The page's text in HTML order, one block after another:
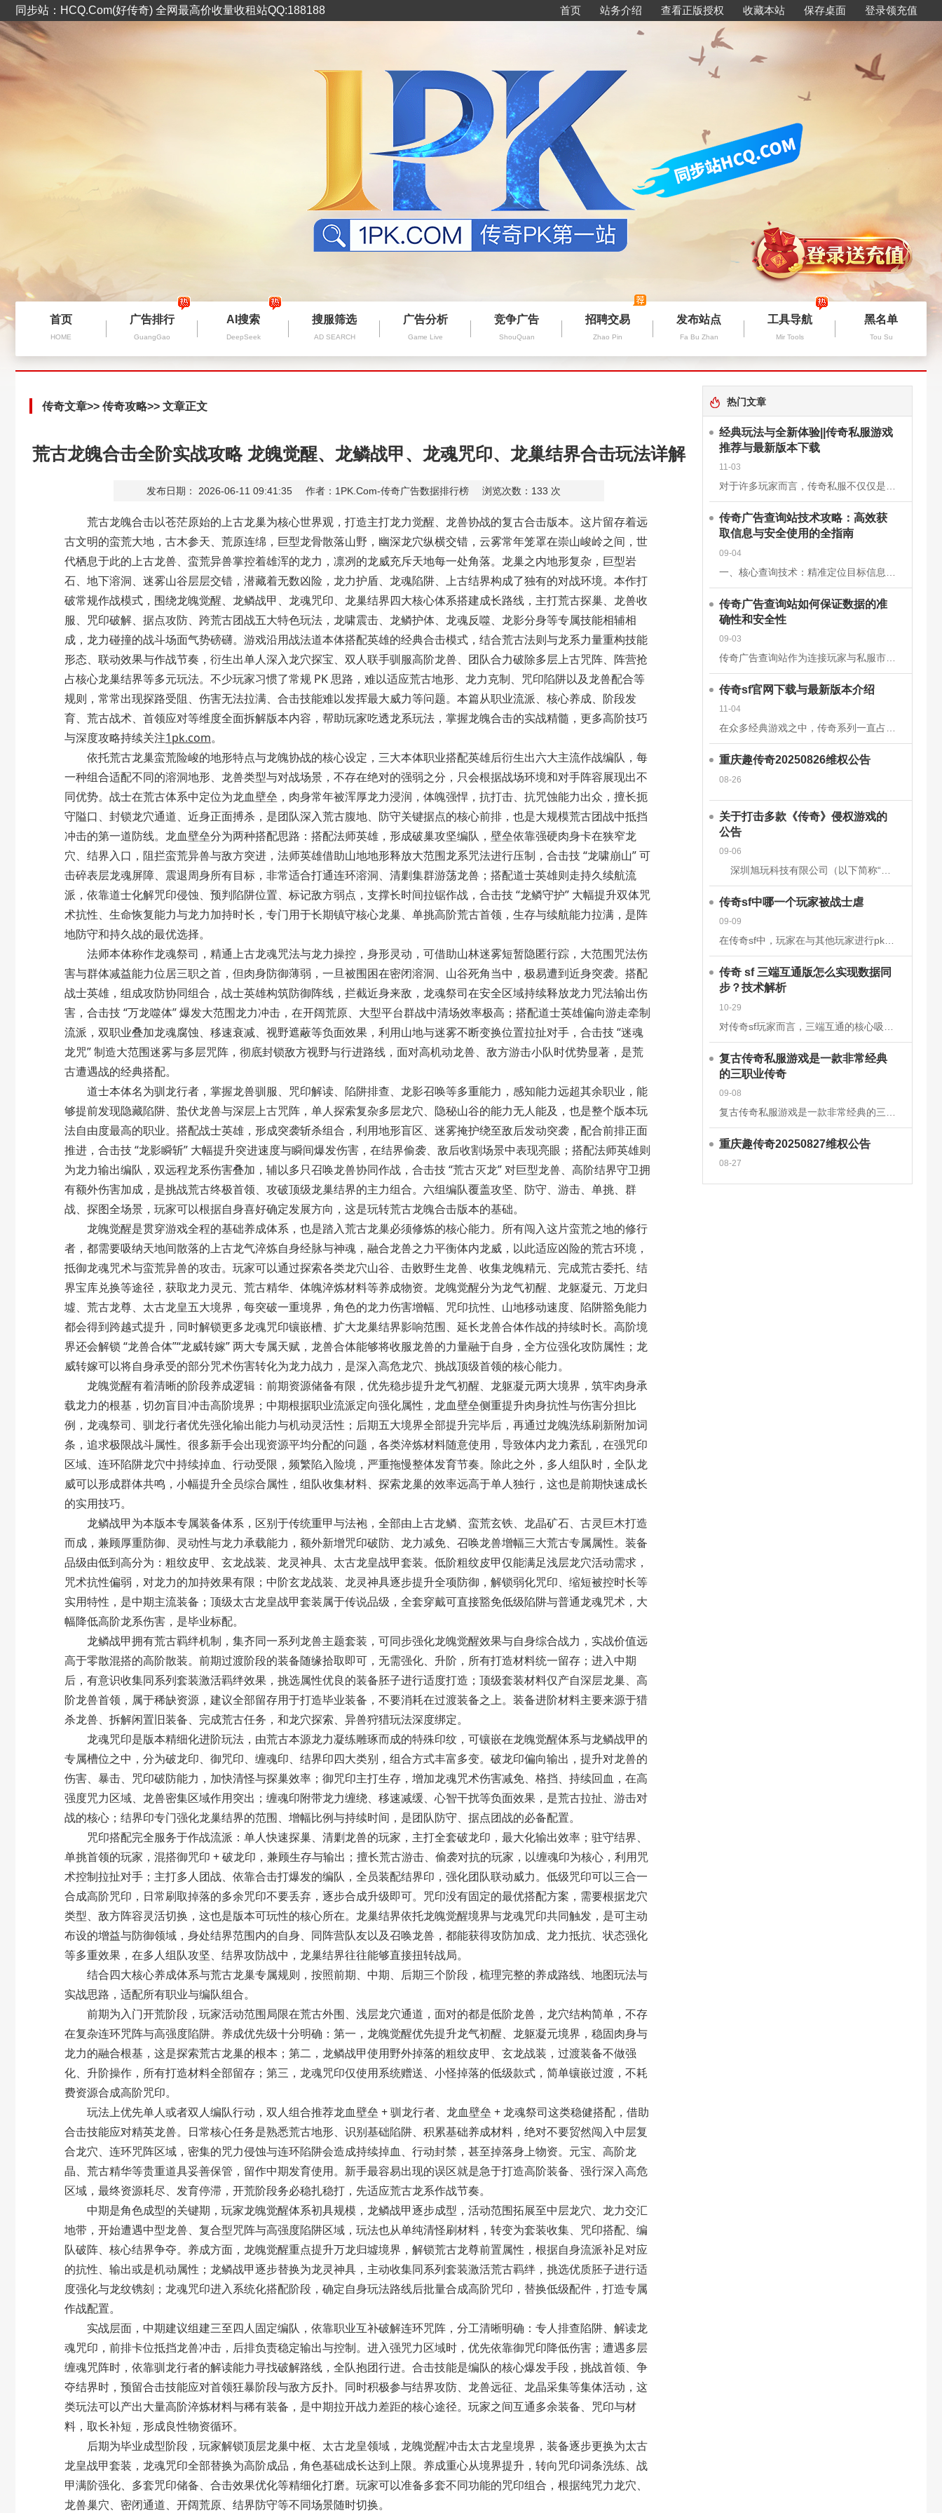
同步站：HCQ.Com(好传奇) 全网最高价收量收租站QQ:188188 首页 站务介绍 查看正版授权 收藏本站 保存桌面 登录领充值
首页
HOME
广告排行
GuangGao
AI搜索
DeepSeek
搜服筛选
AD SEARCH
广告分析
Game Live
竞争广告
ShouQuan
招聘交易
Zhao Pin
发布站点
Fa Bu Zhan
工具导航
Mir Tools
黑名单
Tou Su
传奇文章>> 传奇攻略>> 文章正文
荒古龙魄合击全阶实战攻略 龙魄觉醒、龙鳞战甲、龙魂咒印、龙巢结界合击玩法详解
发布日期： 2026-06-11 09:41:35 作者：1PK.Com-传奇广告数据排行榜 浏览次数： 133 次
荒古龙魄合击以苍茫原始的上古龙巢为核心世界观，打造主打龙力觉醒、龙兽协战的复古合击版本。这片留存着远
古文明的蛮荒大地，古木参天、荒原连绵，巨型龙骨散落山野，幽深龙穴纵横交错，云雾常年笼罩在崇山峻岭之间，世
代栖息于此的上古龙兽、蛮荒异兽掌控着雄浑的龙力，凛冽的龙威充斥天地每一处角落。龙巢之内地形复杂，巨型岩
石、地下溶洞、迷雾山谷层层交错，潜藏着无数凶险，龙力护盾、龙魂陷阱、上古结界构成了独有的对战环境。本作打
破常规作战模式，围绕龙魄觉醒、龙鳞战甲、龙魂咒印、龙巢结界四大核心体系搭建成长路线，主打荒古探巢、龙兽收
服、咒印破解、据点攻防、跨荒古团战五大特色玩法，龙啸震击、龙鳞护体、龙魂反噬、龙影分身等专属技能相辅相
成，龙力碰撞的战斗场面气势磅礴。游戏沿用战法道本体搭配英雄的经典合击模式，结合荒古法则与龙系力量重构技能
形态、联动效果与作战节奏，衍生出单人深入龙穴探宝、双人联手驯服高阶龙兽、团队合力破除多层上古咒阵、阵营抢
占核心龙巢结界等多元玩法。不少玩家习惯了常规 PK 思路，难以适应荒古地形、龙力克制、咒印陷阱以及龙兽配合等
规则，常常出现探路受阻、伤害无法拉满、合击技能难以发挥最大威力等问题。本篇从职业流派、核心养成、阶段发
育、荒古战术、首领应对等维度全面拆解版本内容，帮助玩家吃透龙系玩法，掌握龙魄合击的实战精髓，更多高阶技巧
与深度攻略持续关注1pk.com。
依托荒古龙巢蛮荒险峻的地形特点与龙魄协战的核心设定，三大本体职业搭配英雄后衍生出六大主流作战编队，每
一种组合适配不同的溶洞地形、龙兽类型与对战场景，不存在绝对的强弱之分，只会根据战场环境和对手阵容展现出不
同优势。战士在荒古体系中定位为龙血壁垒 ，肉身常年被浑厚龙力浸润，体魄强悍，抗打击、抗咒蚀能力出众，擅长扼
守隘口、封锁龙穴通道、近身正面搏杀，是团队深入荒古腹地、防守关键据点的核心前排，也是大规模荒古团战中抵挡
冲击的第一道防线。龙血壁垒分为两种搭配思路：搭配法师英雄，形成破巢攻坚编队 ，壁垒依靠强硬肉身卡在狭窄龙
穴、结界入口，阻拦蛮荒异兽与敌方突进，法师英雄借助山地地形释放大范围龙系咒法进行压制，合击技 “龙啸崩山” 可
击碎表层龙魂屏障、震退周身所有目标，非常适合打通连环溶洞、清剿集群游荡龙兽；搭配道士英雄则走持久续航流
派 ，依靠道士化解咒印侵蚀、预判陷阱位置、标记敌方弱点，支撑长时间拉锯作战，合击技 “龙鳞守护” 大幅提升双体咒
术抗性、生命恢复能力与龙力加持时长，专门用于长期镇守核心龙巢、单挑高阶荒古首领，生存与续航能力拉满，是阵
地防守和持久战的最优选择。
法师本体称作龙魂祭司 ，精通上古龙魂咒法与龙力操控，身形灵动，可借助山林迷雾短暂隐匿行踪，大范围咒法伤
害与群体减益能力位居三职之首，但肉身防御薄弱，一旦被围困在密闭溶洞、山谷死角当中，极易遭到近身突袭。搭配
战士英雄，组成攻防协同组合 ，战士英雄构筑防御阵线，拦截近身来敌，龙魂祭司在安全区域持续释放龙力咒法输出伤
害，合击技 “万龙噬体” 爆发大范围龙力冲击，在开阔荒原、大型平台群战中清场效率极高；搭配道士英雄偏向游走牵制
流派 ，双职业叠加龙魂腐蚀、移速衰减、视野遮蔽等负面效果，利用山地与迷雾不断变换位置拉扯对手，合击技 “迷魂
龙咒” 制造大范围迷雾与多层咒阵，彻底封锁敌方视野与行进路线，面对高机动龙兽、敌方游击小队时优势显著，是荒
古遭遇战的经典搭配。
道士本体名为驯龙行者 ，掌握龙兽驯服、咒印解读、陷阱排查、龙影召唤等多重能力，感知能力远超其余职业，能
够提前发现隐藏陷阱、蛰伏龙兽与深层上古咒阵，单人探索复杂多层龙穴、隐秘山谷的能力无人能及，也是整个版本玩
法自由度最高的职业。搭配战士英雄，形成突袭斩杀组合 ，利用地形盲区、迷雾掩护绕至敌后发动突袭，配合前排正面
推进，合击技 “龙影瞬斩” 大幅提升突进速度与瞬间爆发伤害，在结界偷袭、敌后收割场景中表现亮眼；搭配法师英雄则
为龙力输出编队 ，双远程龙系伤害叠加，辅以多只召唤龙兽协同作战，合击技 “荒古灭龙” 对巨型龙兽、高阶结界守卫拥
有额外伤害加成，是挑战荒古终极首领、攻破顶级龙巢结界的主力组合。六组编队覆盖攻坚、防守、游击、单挑、群
战、探图全场景，玩家可以根据自身喜好确定发展方向，这是玩转荒古龙魄合击版本的基础。
龙魄觉醒是贯穿游戏全程的基础养成体系，也是踏入荒古龙巢必须修炼的核心能力。所有闯入这片蛮荒之地的修行
者，都需要吸纳天地间散落的上古龙气淬炼自身经脉与神魂，融合龙兽之力平衡体内龙威，以此适应凶险的荒古环境，
抵御龙魂咒术与蛮荒异兽的攻击。玩家可以通过探索各类龙穴山谷、击败野生龙兽、收集龙魄精元、完成荒古委托、结
界宝库兑换等途径，获取龙力灵元、荒古精华、体魄淬炼材料等养成物资。龙魄觉醒分为龙气初醒、龙躯凝元、万龙归
墟、荒古龙尊、太古龙皇五大境界，每突破一重境界，角色的龙力伤害增幅、咒印抗性、山地移动速度、陷阱豁免能力
都会得到跨越式提升，同时解锁更多龙魂咒印镶嵌槽、扩大龙巢结界影响范围、延长龙兽合体作战的持续时长。高阶境
界还会解锁 “龙兽合体”“龙威转嫁” 两大专属天赋，龙兽合体能够将收服龙兽的力量融于自身，全方位强化攻防属性；龙
威转嫁可以将自身承受的部分咒术伤害转化为龙力战力，是深入高危龙穴、挑战顶级首领的核心能力。
龙魄觉醒有着清晰的阶段养成逻辑：前期资源储备有限，优先稳步提升龙气初醒、龙躯凝元两大境界，筑牢肉身承
载龙力的根基，切勿盲目冲击高阶境界；中期根据职业流派定向强化属性，龙血壁垒侧重提升肉身抗性与伤害分担比
例，龙魂祭司、驯龙行者优先强化输出能力与机动灵活性；后期五大境界全部提升完毕后，再通过龙魄洗练刷新附加词
条，追求极限战斗属性。很多新手会出现资源平均分配的问题，各类淬炼材料随意使用，导致体内龙力紊乱，在强咒印
区域、连环陷阱龙穴中持续掉血、行动受限，频繁陷入险境，严重拖慢整体发育节奏。除此之外，多人组队时，全队龙
威可以形成群体共鸣，小幅提升全员综合属性，组队收集材料、探索龙巢的效率远高于单人独行，这也是前期快速成长
的实用技巧。
龙鳞战甲为本版本专属装备体系，区别于传统重甲与法袍，全部由上古龙鳞、蛮荒玄铁、龙晶矿石、古灵巨木打造
而成，兼顾厚重防御、灵动性与龙力承载能力，额外新增咒印破防、龙力减免、召唤龙兽增幅三大荒古专属属性。装备
品级由低到高分为：粗纹皮甲、玄龙战装、龙灵神具、太古龙皇战甲套装。低阶粗纹皮甲仅能满足浅层龙穴活动需求，
咒术抗性偏弱，对龙力的加持效果有限；中阶玄龙战装、龙灵神具逐步提升全项防御，解锁弱化咒印、缩短被控时长等
实用特性，是中期主流装备；顶级太古龙皇战甲套装属于传说品级，全套穿戴可直接豁免低级陷阱与普通龙魂咒术，大
幅降低高阶龙系伤害，是毕业标配。
龙鳞战甲拥有荒古羁绊机制，集齐同一系列龙兽主题套装，可同步强化龙魄觉醒效果与自身综合战力，实战价值远
高于零散混搭的高阶散装。前期过渡阶段的装备随缘拾取即可，无需强化、升阶，所有打造材料统一留存；进入中期
后，有意识收集同系列套装激活羁绊效果，挑选属性优良的装备胚子进行适度打造；顶级套装材料仅产自深层龙巢、高
阶龙兽首领，属于稀缺资源，建议全部留存用于打造毕业装备，不要消耗在过渡装备之上。装备进阶材料主要来源于猎
杀龙兽、拆解闲置旧装备、完成荒古任务，和龙穴探索、异兽狩猎玩法深度绑定。
龙魂咒印是版本精细化进阶玩法，由荒古本源龙力凝练雕琢而成的特殊印纹，可镶嵌在龙魄觉醒体系与龙鳞战甲的
专属槽位之中，分为破龙印、御咒印、缠魂印、结界印四大类别，组合方式丰富多变。破龙印偏向输出，提升对龙兽的
伤害、暴击、咒印破防能力，加快清怪与探巢效率；御咒印主打生存，增加龙魂咒术伤害减免、格挡、持续回血，在高
强度咒力区域、龙兽密集区域作用突出；缠魂印附带龙力缠绕、移速减缓、心智干扰等负面效果，是荒古拉扯、游击对
战的核心；结界印专门强化龙巢结界的范围、增幅比例与持续时间，是团队防守、据点团战的必备配置。
咒印搭配完全服务于作战流派：单人快速探巢、清剿龙兽的玩家，主打全套破龙印，最大化输出效率；驻守结界、
单挑首领的玩家，混搭御咒印 + 破龙印，兼顾生存与输出；擅长荒古游击、偷袭对抗的玩家，以缠魂印为核心，利用咒
术控制拉扯对手；主打多人团战、依靠合击打爆发的编队，全员装配结界印，强化团队联动威力。低级咒印可以三合一
合成高阶咒印，日常刷取掉落的多余咒印不要丢弃，逐步合成升级即可。咒印没有固定的最优搭配方案，需要根据龙穴
类型、敌方阵容灵活切换，这也是版本可玩性的核心所在。龙巢结界依托龙魄觉醒境界与龙魂咒印共同触发，是可主动
布设的增益与防御领域，身处结界范围内的自身、同阵营队友以及召唤龙兽，都能获得攻防加成、龙力抵抗、状态强化
等多重效果，在多人组队攻坚、结界攻防战中，龙巢结界往往能够直接扭转战局。
结合四大核心养成体系与荒古龙巢专属规则，按照前期、中期、后期三个阶段，梳理完整的养成路线、地图玩法与
实战思路，适配所有职业与编队组合。
前期为入门开荒阶段，玩家活动范围局限在荒古外围、浅层龙穴通道，面对的都是低阶龙兽，龙穴结构简单，不存
在复杂连环咒阵与高强度陷阱。养成优先级十分明确：第一，龙魄觉醒优先提升龙气初醒、龙躯凝元境界，稳固肉身与
龙力的融合根基，这是探索荒古龙巢的根本；第二，龙鳞战甲使用野外掉落的粗纹皮甲、玄龙战装，过渡装备不做强
化、升阶操作，所有打造材料全部留存；第三，龙魂咒印仅使用系统赠送、小怪掉落的低级款式，简单镶嵌过渡，不耗
费资源合成高阶咒印。
玩法上优先单人或者双人编队行动，双人组合推荐龙血壁垒 + 驯龙行者、龙血壁垒 + 龙魂祭司这类稳健搭配，借助
合击技能应对精英龙兽。日常核心任务是熟悉荒古地形、识别基础陷阱、积累基础养成材料，绝对不要贸然闯入中层复
合龙穴、连环咒阵区域，密集的咒力侵蚀与连环陷阱会造成持续掉血、行动封禁，甚至掉落身上物资。元宝、高阶龙
晶、荒古精华等贵重道具妥善保管，留作中期发育使用。新手最容易出现的误区就是急于打造高阶装备、强行深入高危
区域，最终资源耗尽、发育停滞，开荒阶段务必稳扎稳打，先适应荒古龙系作战节奏。
中期是角色成型的关键期，玩家龙魄觉醒体系初具规模，龙鳞战甲逐步成型，活动范围拓展至中层龙穴、龙力交汇
地带，开始遭遇中型龙兽、复合型咒阵与高强度陷阱区域，玩法也从单纯清怪刷材料，转变为套装收集、咒印搭配、编
队破阵、核心结界争夺。养成方面，龙魄觉醒重点提升万龙归墟境界，解锁荒古龙尊前置属性，根据自身流派补足对应
的抗性、输出或是机动属性；龙鳞战甲逐步替换为龙灵神具，主动收集同系列套装激活荒古羁绊，挑选优质胚子进行适
度强化与龙纹镌刻；龙魂咒印进入系统化搭配阶段，确定自身玩法路线后批量合成高阶咒印，替换低级配件，打造专属
作战配置。
实战层面，中期建议组建三至四人固定编队，依靠职业互补破解连环咒阵，分工清晰明确：专人排查陷阱、解读龙
魂咒印，前排卡位抵挡龙兽冲击，后排负责稳定输出与控制。进入强咒力区域时，优先依靠御咒印降低伤害；遭遇多层
缠魂咒阵时，依靠驯龙行者的解读能力寻找破解路线，全队抱团行进。合击技能是编队的核心爆发手段，挑战首领、争
夺结界时，预留合击技能应对首领狂暴阶段与敌方反扑。同时积极参与结界攻防、龙兽远征、龙晶采集等集体活动，这
类玩法可以产出大量高阶淬炼材料与稀有装备，是中期拉开战力差距的核心途径。玩家之间互通多余装备、咒印与材
料，取长补短，形成良性物资循环。
后期为毕业成型阶段，玩家解锁顶层龙巢中枢、太古龙皇领域，龙魄觉醒冲击太古龙皇境界，装备逐步更换为太古
龙皇战甲套装，龙魂咒印全部替换为高阶成品，角色基础成长达到上限。养成重心从境界提升，转向咒印词条洗练、战
甲满阶强化、多套咒印储备、合击效果优化等精细化打磨。玩家可以准备多套不同功能的咒印组合，根据纯咒力龙穴、
龙兽巢穴、密闭通道、开阔荒原、结界防守等不同场景随时切换。
热门文章
经典玩法与全新体验||传奇私服游戏
推荐与最新版本下载
11-03
对于许多玩家而言，传奇私服不仅仅是一款游戏，更是一段青春的回忆。它继承了经典《传奇》的核心玩法，保留了战士、法师、道士三大职业的经典设定，同时在画面、操作和系统上进行了优化升级，让老玩家找回曾经的激情
传奇广告查询站技术攻略：高效获
取信息与安全使用的全指南
09-04
传奇广告查询站如何保证数据的准
确性和安全性
09-03
传奇sf官网下载与最新版本介绍
11-04
在众多经典游戏之中，传奇系列一直占据着不可替代的地位。无论是当年在网吧里与朋友并肩作战的热血时刻，还是如今在手机或电脑上重温那段激情岁月，传奇sf都以其独特的魅力吸引着无数玩家。而随着技术的发展和玩家
重庆趣传奇20250826维权公告
08-26
关于打击多款《传奇》侵权游戏的
公告
09-06
传奇sf中哪一个玩家被战士虐
09-09
在传奇sf中，玩家在与其他玩家进行pk时，有时会被对方的技能击中，也有时会被对方战士击杀。虽然战士在游戏前期，在技能上没有法师给力，但是战士有绝对的优势，特别是战士的防御和血量，完全可以抵挡住对方的伤
传奇 sf 三端互通版怎么实现数据同
步？技术解析
10-29
复古传奇私服游戏是一款非常经典
的三职业传奇
09-08
重庆趣传奇20250827维权公告
08-27